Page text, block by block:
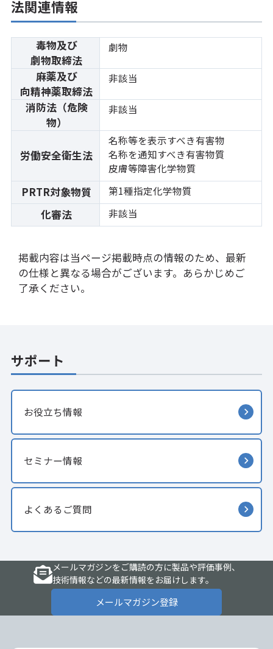
法関連情報
毒物及び
劇物取締法
劇物
麻薬及び
向精神薬取締法
非該当
消防法（危険
物）
非該当
労働安全衛生法
名称等を表示すべき有害物
名称を通知すべき有害物質
皮膚等障害化学物質
PRTR対象物質 第1種指定化学物質
化審法 非該当
掲載内容は当ページ掲載時点の情報のため、最新
の仕様と異なる場合がございます。あらかじめご
了承ください。
サポート
お役立ち情報
セミナー情報
よくあるご質問
メールマガジンをご購読の方に製品や評価事例、
技術情報などの最新情報をお届けします。
メールマガジン登録